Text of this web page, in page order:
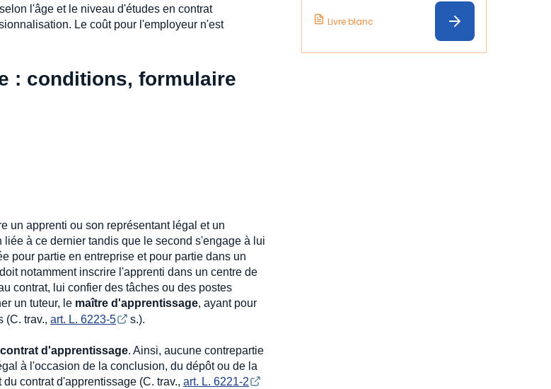
l'âge et le niveau d'études en contrat
Le coût pour l'employeur n'est
: conditions, formulaire
un apprenti ou son représentant légal et un
à ce dernier tandis que le second s'engage à lui
pour partie en entreprise et pour partie dans un
notamment inscrire l'apprenti dans un centre de
contrat, lui confier des tâches ou des postes
un tuteur, le maître d'apprentissage, ayant pour
(C. trav., art. L. 6223-5 s.).
d'apprentissage. Ainsi, aucune contrepartie
à l'occasion de la conclusion, du dépôt ou de la
contrat d'apprentissage (C. trav., art. L. 6221-2
Livre blanc